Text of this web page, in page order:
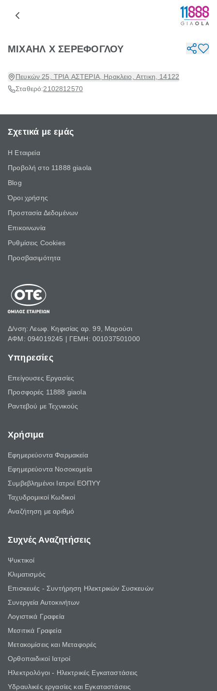
ΜΙΧΑΗΛ Χ ΣΕΡΕΦΟΓΛΟΥ
Πευκών 25, ΤΡΙΑ ΑΣΤΕΡΙΑ, Ηρακλειο, Αττικη, 14122
Σταθερό:2102812570
Σχετικά με εμάς
Η Εταιρεία
Προβολή στο 11888 giaola
Blog
Όροι χρήσης
Προστασία Δεδομένων
Επικοινωνία
Ρυθμίσεις Cookies
Προσβασιμότητα
Δ/νση: Λεωφ. Κηφισίας αρ. 99, Μαρούσι
ΑΦΜ: 094019245 | ΓΕΜΗ: 001037501000
Υπηρεσίες
Επείγουσες Εργασίες
Προσφορές 11888 giaola
Ραντεβού με Τεχνικούς
Χρήσιμα
Εφημερεύοντα Φαρμακεία
Εφημερεύοντα Νοσοκομεία
Συμβεβλημένοι Ιατροί ΕΟΠΥΥ
Ταχυδρομικοί Κωδικοί
Αναζήτηση με αριθμό
Συχνές Αναζητήσεις
Ψυκτικοί
Κλιματισμός
Επισκευές - Συντήρηση Ηλεκτρικών Συσκευών
Συνεργεία Αυτοκινήτων
Λογιστικά Γραφεία
Μεσιτικά Γραφεία
Μετακομίσεις και Μεταφορές
Ορθοπαιδικοί Ιατροί
Ηλεκτρολόγοι - Ηλεκτρικές Εγκαταστάσεις
Υδραυλικές εργασίες και Εγκαταστάσεις